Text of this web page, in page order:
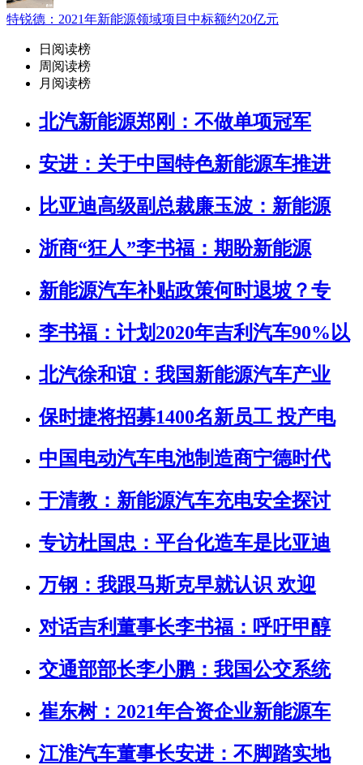
特锐德：2021年新能源领域项目中标额约20亿元
日阅读榜
周阅读榜
月阅读榜
北汽新能源郑刚：不做单项冠军
安进：关于中国特色新能源车推进
比亚迪高级副总裁廉玉波：新能源
浙商“狂人”李书福：期盼新能源
新能源汽车补贴政策何时退坡？专
李书福：计划2020年吉利汽车90%以
北汽徐和谊：我国新能源汽车产业
保时捷将招募1400名新员工 投产电
中国电动汽车电池制造商宁德时代
于清教：新能源汽车充电安全探讨
专访杜国忠：平台化造车是比亚迪
万钢：我跟马斯克早就认识 欢迎
对话吉利董事长李书福：呼吁甲醇
交通部部长李小鹏：我国公交系统
崔东树：2021年合资企业新能源车
江淮汽车董事长安进：不脚踏实地